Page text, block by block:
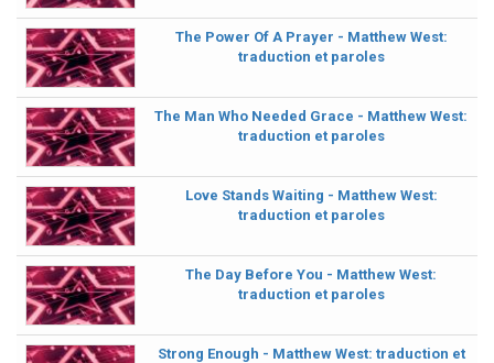
The Power Of A Prayer - Matthew West:
traduction et paroles
The Man Who Needed Grace - Matthew West:
traduction et paroles
Love Stands Waiting - Matthew West:
traduction et paroles
The Day Before You - Matthew West:
traduction et paroles
Strong Enough - Matthew West: traduction et